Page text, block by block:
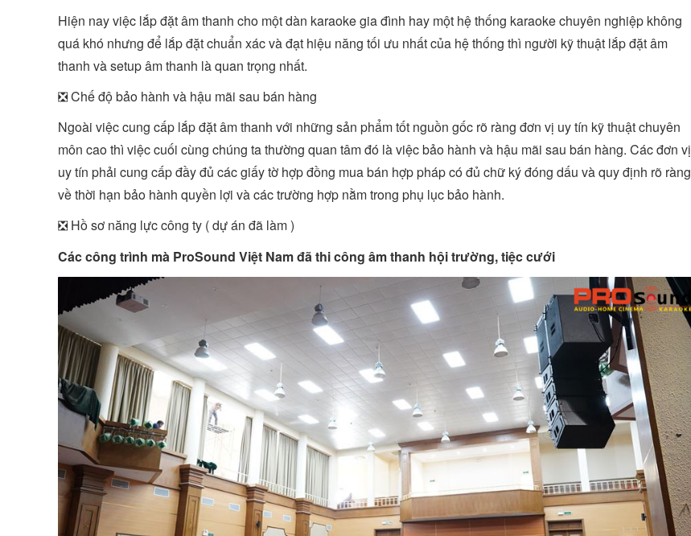
Hiện nay việc lắp đặt âm thanh cho một dàn karaoke gia đình hay một hệ thống karaoke chuyên nghiệp không
quá khó nhưng để lắp đặt chuẩn xác và đạt hiệu năng tối ưu nhất của hệ thống thì người kỹ thuật lắp đặt âm
thanh và setup âm thanh là quan trọng nhất.
❎ Chế độ bảo hành và hậu mãi sau bán hàng
Ngoài việc cung cấp lắp đặt âm thanh với những sản phẩm tốt nguồn gốc rõ ràng đơn vị uy tín kỹ thuật chuyên
môn cao thì việc cuối cùng chúng ta thường quan tâm đó là việc bảo hành và hậu mãi sau bán hàng. Các đơn vị
uy tín phải cung cấp đầy đủ các giấy tờ hợp đồng mua bán hợp pháp có đủ chữ ký đóng dấu và quy định rõ ràng
về thời hạn bảo hành quyền lợi và các trường hợp nằm trong phụ lục bảo hành.
❎ Hồ sơ năng lực công ty ( dự án đã làm )
Các công trình mà ProSound Việt Nam đã thi công âm thanh hội trường, tiệc cưới